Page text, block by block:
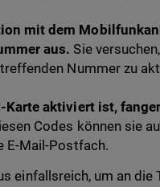
mit dem
aus.Sie
Nummer zu
Karte aktiviert ist,
Codes können sie
E-Mail-Postfach.
einfallsreich, um an die